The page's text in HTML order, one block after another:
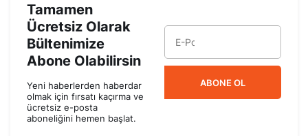
Tamamen
Ücretsiz Olarak
Bültenimize
Abone Olabilirsin
Yeni haberlerden haberdar
olmak için fırsatı kaçırma ve
ücretsiz e-posta
aboneliğini hemen başlat.
ABONE OL